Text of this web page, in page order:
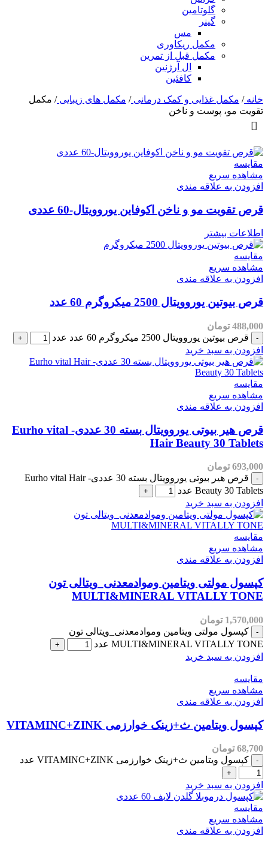
گلوتامین
گینر
مس
مکمل ریکاوری
مکمل قبل از تمرین
ال آرژنین
کافئین
خانه / مکمل غذایی و کمک درمانی / مکمل های زیبایی / مکمل
تقویت مو، پوست و ناخن
مقایسه
مشاهده سریع
افزودن به علاقه مندی
قرص تقویت مو و ناخن اکوفاین یوروویتال-60 عددی
اطلاعات بیشتر
مقایسه
مشاهده سریع
افزودن به علاقه مندی
قرص بیوتین یوروویتال 2500 میکروگرم 60 عدد
488,000 تومان
قرص بیوتین یوروویتال 2500 میکروگرم 60 عدد عدد
افزودن به سبد خرید
مقایسه
مشاهده سریع
افزودن به علاقه مندی
قرص هیر بیوتی یوروویتال بسته 30 عددی- Eurho vital
Hair Beauty 30 Tablets
693,000 تومان
قرص هیر بیوتی یوروویتال بسته 30 عددی- Eurho vital Hair
Beauty 30 Tablets عدد
افزودن به سبد خرید
مقایسه
مشاهده سریع
افزودن به علاقه مندی
کپسول مولتی ویتامین وموادمعدنی_ویتالی تون
MULTI&MINERAL VITALLY TONE
1,570,000 تومان
کپسول مولتی ویتامین وموادمعدنی_ویتالی تون
MULTI&MINERAL VITALLY TONE عدد
افزودن به سبد خرید
مقایسه
مشاهده سریع
افزودن به علاقه مندی
کپسول ویتامین ث+زینک خوارزمی VITAMINC+ZINK
68,700 تومان
کپسول ویتامین ث+زینک خوارزمی VITAMINC+ZINK عدد
افزودن به سبد خرید
مقایسه
مشاهده سریع
افزودن به علاقه مندی